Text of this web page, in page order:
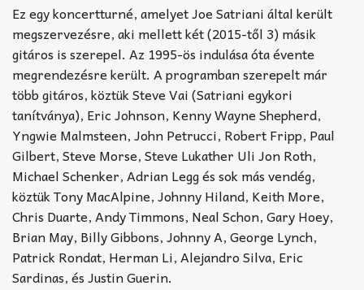
Ez egy koncertturné, amelyet Joe Satriani által került
megszervezésre, aki mellett két (2015-től 3) másik
gitáros is szerepel. Az 1995-ös indulása óta évente
megrendezésre került. A programban szerepelt már
több gitáros, köztük Steve Vai (Satriani egykori
tanítványa), Eric Johnson, Kenny Wayne Shepherd,
Yngwie Malmsteen, John Petrucci, Robert Fripp, Paul
Gilbert, Steve Morse, Steve Lukather Uli Jon Roth,
Michael Schenker, Adrian Legg és sok más vendég,
köztük Tony MacAlpine, Johnny Hiland, Keith More,
Chris Duarte, Andy Timmons, Neal Schon, Gary Hoey,
Brian May, Billy Gibbons, Johnny A, George Lynch,
Patrick Rondat, Herman Li, Alejandro Silva, Eric
Sardinas, és Justin Guerin.